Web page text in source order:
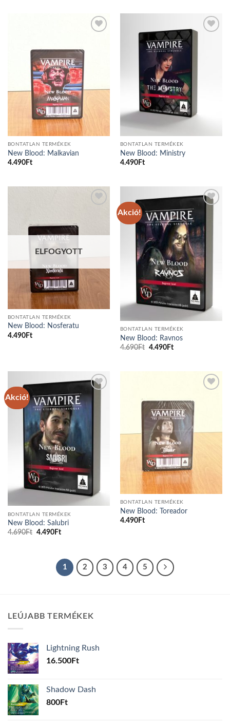
BONTATLAN TERMÉKEK
New Blood: Malkavian
4.490Ft
BONTATLAN TERMÉKEK
New Blood: Ministry
4.490Ft
ELFOGYOTT
BONTATLAN TERMÉKEK
New Blood: Nosferatu
4.490Ft
Akció!
BONTATLAN TERMÉKEK
New Blood: Ravnos
4.690Ft Original
4.490FtCurrent
Akció!
Add to
wishlist
BONTATLAN TERMÉKEK
New Blood: Salubri
4.690Ft Original
4.490FtCurrent
BONTATLAN TERMÉKEK
New Blood: Toreador
4.490Ft
1 2 3 4 5
LEÚJABB TERMÉKEK
Lightning Rush
16.500Ft
Shadow Dash
800Ft